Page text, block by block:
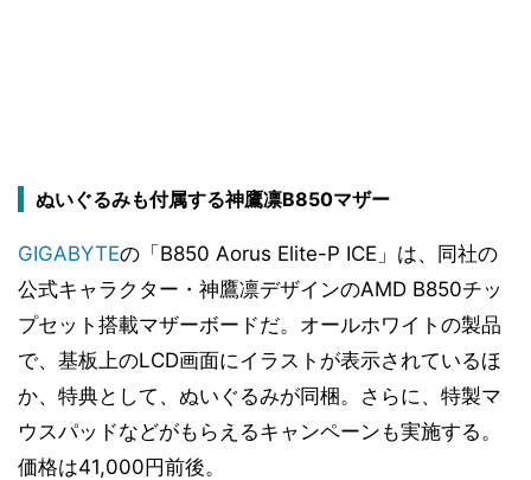
ぬいぐるみも付属する神鷹凛B850マザー
GIGABYTEの「B850 Aorus Elite-P ICE」は、同社の
公式キャラクター・神鷹凛デザインのAMD B850チッ
プセット搭載マザーボードだ。オールホワイトの製品
で、基板上のLCD画面にイラストが表示されているほ
か、特典として、ぬいぐるみが同梱。さらに、特製マ
ウスパッドなどがもらえるキャンペーンも実施する。
価格は41,000円前後。